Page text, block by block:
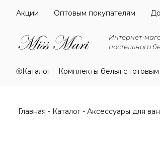
Акции Оптовым покупателям
Интернет-
постельного
Каталог Комплекты белья с
Главная Каталог Аксессуары для